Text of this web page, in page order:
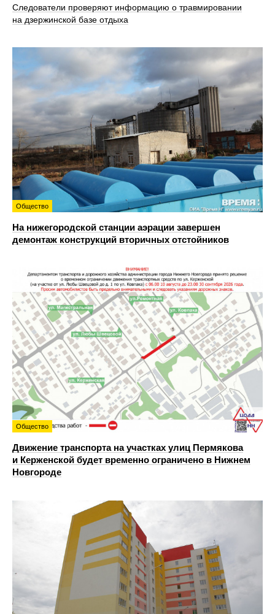
Следователи проверяют информацию о травмировании
на дзержинской базе отдыха
Общество
На нижегородской станции аэрации завершен
демонтаж конструкций вторичных отстойников
Общество
Движение транспорта на участках улиц Пермякова
и Керженской будет временно ограничено в Нижнем
Новгороде